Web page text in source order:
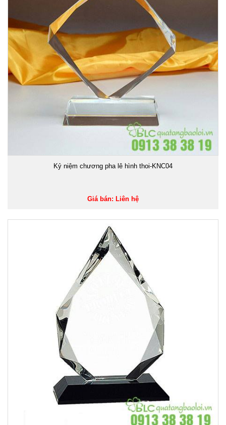
Kỷ niệm chương pha lê hình thoi-KNC04
Giá bán: Liên hệ